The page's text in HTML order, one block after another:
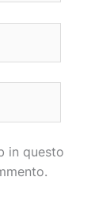
in questo